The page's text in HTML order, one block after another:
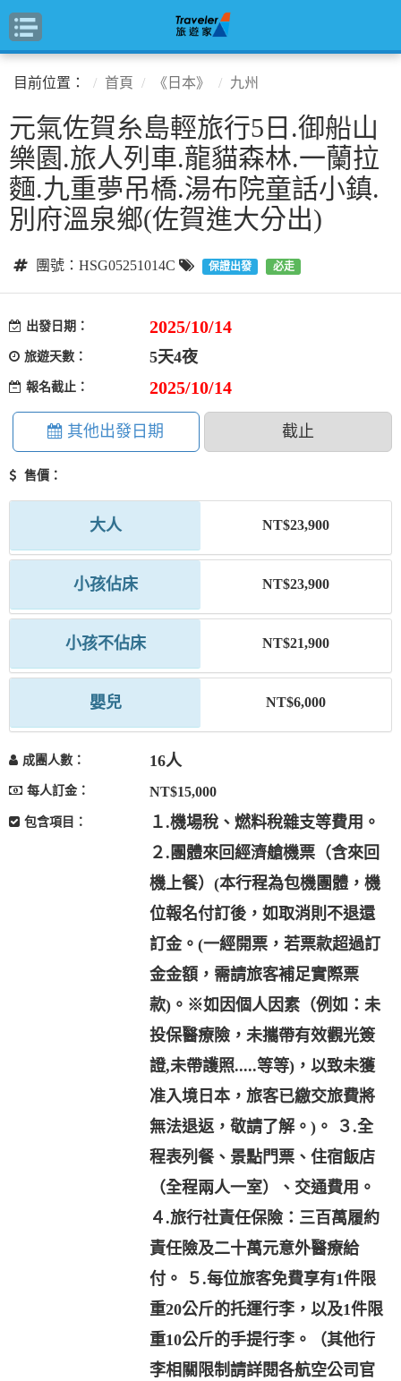
目前位置： 首頁 《日本》 九州
元氣佐賀糸島輕旅行5日.御船山
樂園.旅人列車.龍貓森林.一蘭拉
麵.九重夢吊橋.湯布院童話小鎮.
別府溫泉鄉(佐賀進大分出)
團號：HSG05251014C 保證出發 必走
出發日期： 2025/10/14
旅遊天數： 5天4夜
報名截止： 2025/10/14
其他出發日期 截止
售價：
大人 NT$23,900
小孩佔床 NT$23,900
小孩不佔床 NT$21,900
嬰兒 NT$6,000
成團人數： 16人
每人訂金： NT$15,000
包含項目：
１.機場稅、燃料稅雜支等費用。
２.團體來回經濟艙機票（含來回
機上餐）(本行程為包機團體，機
位報名付訂後，如取消則不退還
訂金。(一經開票，若票款超過訂
金金額，需請旅客補足實際票
款)。※如因個人因素（例如：未
投保醫療險，未攜帶有效觀光簽
證,未帶護照.....等等)，以致未獲
准入境日本，旅客已繳交旅費將
無法退返，敬請了解。)。 ３.全
程表列餐、景點門票、住宿飯店
（全程兩人一室）、交通費用。
４.旅行社責任保險：三百萬履約
責任險及二十萬元意外醫療給
付。 ５.每位旅客免費享有1件限
重20公斤的托運行李，以及1件限
重10公斤的手提行李。（其他行
李相關限制請詳閱各航空公司官